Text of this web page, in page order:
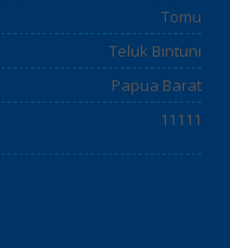
Tomu
Teluk Bintuni
Papua Barat
11111